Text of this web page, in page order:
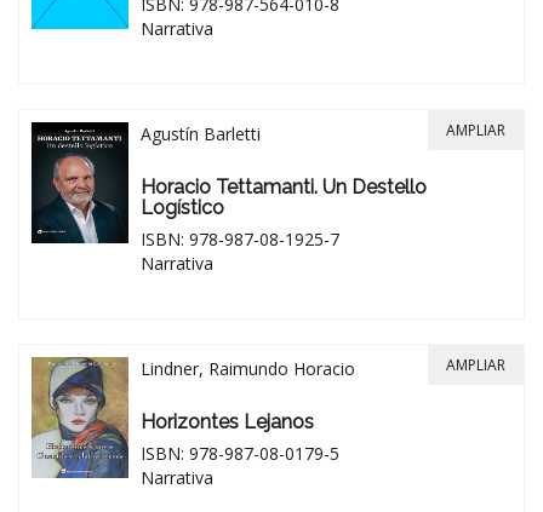
Narrativa
Agustín Barletti
Horacio Tettamanti. Un Destello
Logístico
ISBN: 978-987-08-1925-7
Narrativa
AMPLIAR
Lindner, Raimundo Horacio
Horizontes Lejanos
ISBN: 978-987-08-0179-5
Narrativa
AMPLIAR